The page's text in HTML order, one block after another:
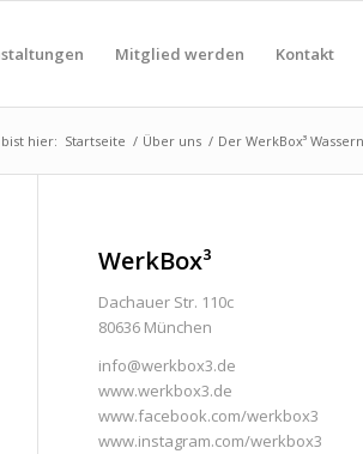
Mitglied werden Kontakt
hier: Startseite / Über uns / Der WerkBox³
WerkBox³
Dachauer Str. 110c
80636 München
info@werkbox3.de
www.werkbox3.de
www.facebook.com/werkbox3
www.instagram.com/werkbox3